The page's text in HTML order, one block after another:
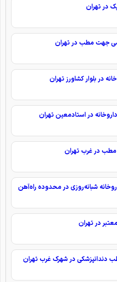
در تهران
جهت مطب در تهران
در بلوار کشاورز تهران
در استادمعین تهران
در غرب تهران
شبانه‌روزی در محدوده راه‌آهن
در تهران
در شهرک غرب تهران